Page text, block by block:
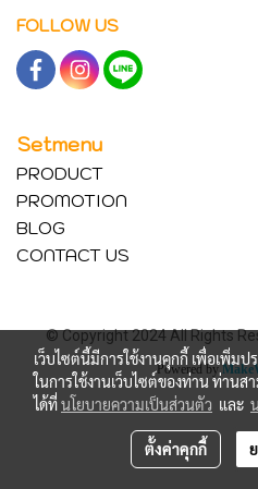
FOLLOW US
Setmenu
PRODUCT
PROMOTION
BLOG
CONTACT US
© Copyright 2024 All Rights
Powered by
เว็บไซต์นี้มีการใช้งานคุกกี้ เพื่อเพิ่
ในการใช้งานเว็บไซต์ของท่าน ท่านส
ได้ที่นโยบายความเป็นส่วนตัว และ
ตั้งค่าคุกกี้